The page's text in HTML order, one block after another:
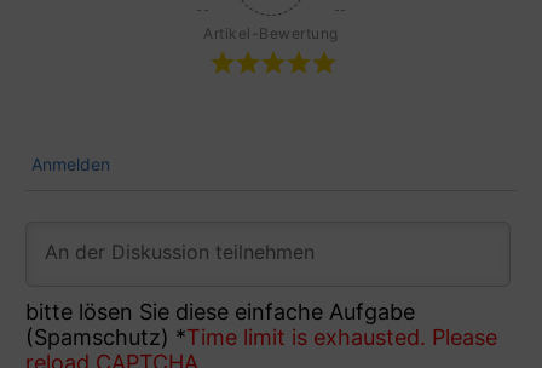
Artikel-Bewertung
Anmelden
bitte lösen Sie diese einfache Aufgabe
(Spamschutz) *Time limit is exhausted. Please